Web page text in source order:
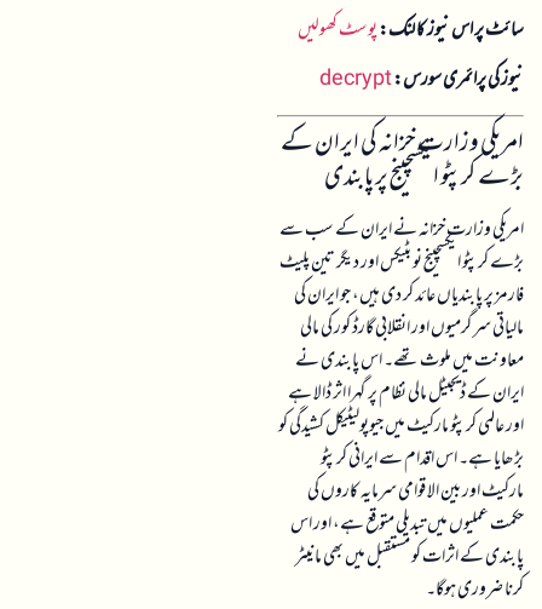
سائٹ پر اس نیوز کا لنک:پوسٹ کھولیں
نیوز کی پرائمری سورس:decrypt
امریکی وزارت خزانہ کی ایران کے
بڑے کرپٹو ایکسچینج پر پابندی
امریکی وزارت خزانہ نے ایران کے سب سے
بڑے کرپٹو ایکسچینج نو بٹیکس اور دیگر تین پلیٹ
فارمز پر پابندیاں عائد کر دی ہیں، جو ایران کی
مالیاتی سرگرمیوں اور انقلابی گارڈ کور کی مالی
معاونت میں ملوث تھے۔ اس پابندی نے
ایران کے ڈیجیٹل مالی نظام پر گہرا اثر ڈالا ہے
اور عالمی کرپٹو مارکیٹ میں جیوپولیٹیکل کشیدگی کو
بڑھایا ہے۔ اس اقدام سے ایرانی کرپٹو
مارکیٹ اور بین الاقوامی سرمایہ کاروں کی
حکمت عملیوں میں تبدیلی متوقع ہے، اور اس
پابندی کے اثرات کو مستقبل میں بھی مانیٹر
کرنا ضروری ہوگا۔